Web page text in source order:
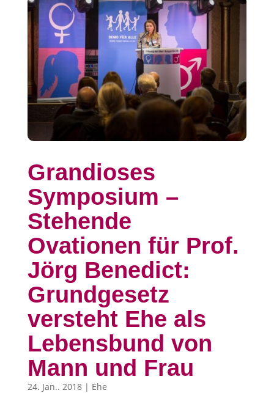
Grandioses
Symposium –
Stehende
Ovationen für Prof.
Jörg Benedict:
Grundgesetz
versteht Ehe als
Lebensbund von
Mann und Frau
24. Jan.. 2018| Ehe